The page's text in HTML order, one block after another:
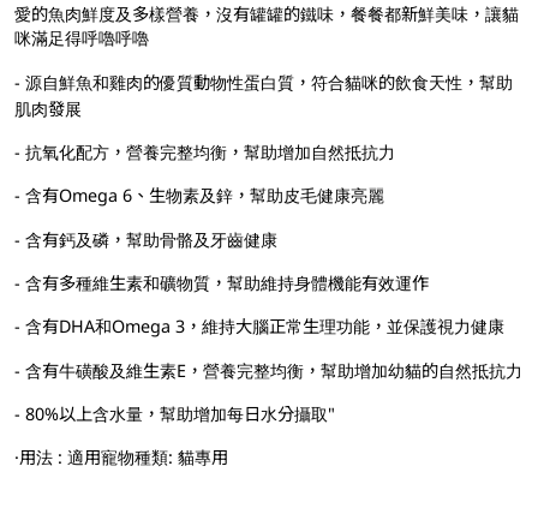
愛的魚肉鮮度及多樣營養，沒有罐罐的鐵味，餐餐都新鮮美味，讓貓
咪滿足得呼嚕呼嚕
- 源自鮮魚和雞肉的優質動物性蛋白質，符合貓咪的飲食天性，幫助
肌肉發展
- 抗氧化配方，營養完整均衡，幫助增加自然抵抗力
- 含有Omega 6、生物素及鋅，幫助皮毛健康亮麗
- 含有鈣及磷，幫助骨骼及牙齒健康
- 含有多種維生素和礦物質，幫助維持身體機能有效運作
- 含有DHA和Omega 3，維持大腦正常生理功能，並保護視力健康
- 含有牛磺酸及維生素E，營養完整均衡，幫助增加幼貓的自然抵抗力
- 80%以上含水量，幫助增加每日水分攝取"
·用法 : 適用寵物種類: 貓專用